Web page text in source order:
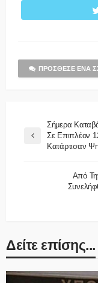
ΠΡΌΣΘΕΣΕ ΈΝΑ
Σήμερα
Σε Επιπλέον
Κατάρτισαν
Από
Δείτε επίσης...